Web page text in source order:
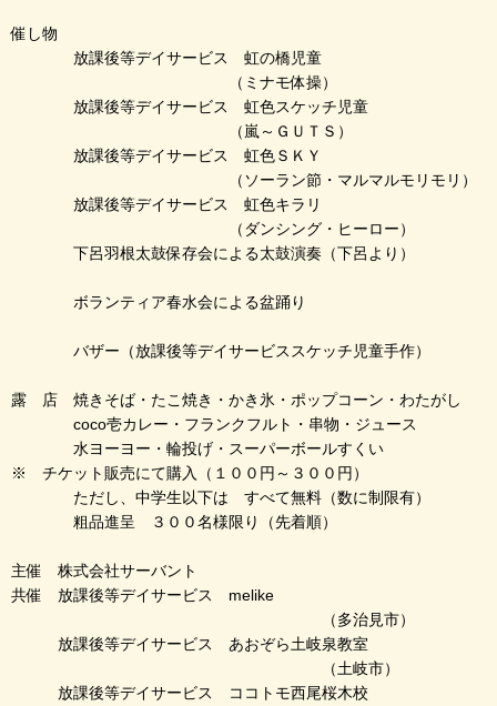
催し物
放課後等デイサービス 虹の橋児童
（ミナモ体操）
放課後等デイサービス 虹色スケッチ児童
（嵐～ＧＵＴＳ）
放課後等デイサービス 虹色ＳＫＹ
（ソーラン節・マルマルモリモリ）
放課後等デイサービス 虹色キラリ
（ダンシング・ヒーロー）
下呂羽根太鼓保存会による太鼓演奏（下呂より）
ボランティア春水会による盆踊り
バザー（放課後等デイサービススケッチ児童手作）
露 店 焼きそば・たこ焼き・かき氷・ポップコーン・わたがし
coco壱カレー・フランクフルト・串物・ジュース
水ヨーヨー・輪投げ・スーパーボールすくい
※ チケット販売にて購入（１００円～３００円）
ただし、中学生以下は すべて無料（数に制限有）
粗品進呈 ３００名様限り（先着順）
主催 株式会社サーバント
共催 放課後等デイサービス melike
（多治見市）
放課後等デイサービス あおぞら土岐泉教室
（土岐市）
放課後等デイサービス ココトモ西尾桜木校